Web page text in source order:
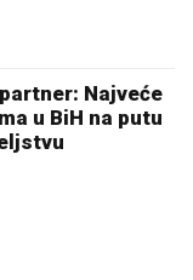
Najveće
u BiH na putu